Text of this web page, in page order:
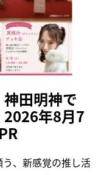
田明神で
2026年8月7
、新感覚の推し活